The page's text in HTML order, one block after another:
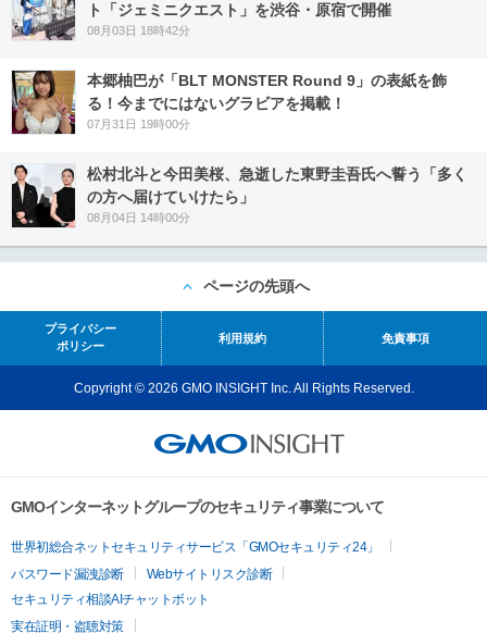
ト「ジェミニクエスト」を渋谷・原宿で開催
08月03日 18時42分
本郷柚巴が「BLT MONSTER Round 9」の表紙を飾
る！今までにはないグラビアを掲載！
07月31日 19時00分
松村北斗と今田美桜、急逝した東野圭吾氏へ誓う「多く
の方へ届けていけたら」
08月04日 14時00分
ページの先頭へ
プライバシー
ポリシー
利用規約 免責事項
Copyright © 2026 GMO INSIGHT Inc. All Rights Reserved.
GMOインターネットグループのセキュリティ事業について
世界初総合ネットセキュリティサービス「GMOセキュリティ24」
パスワード漏洩診断
Webサイトリスク診断
セキュリティ相談AIチャットボット
実在証明・盗聴対策